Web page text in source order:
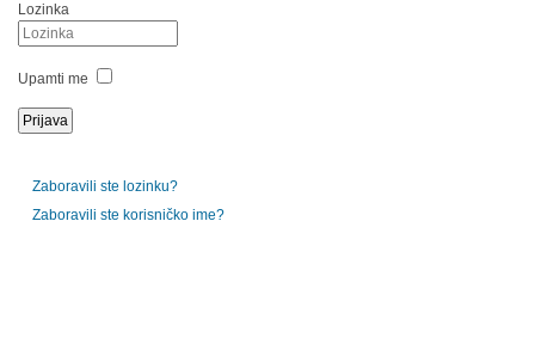
Lozinka
Upamti me
Zaboravili ste lozinku?
Zaboravili ste korisničko ime?